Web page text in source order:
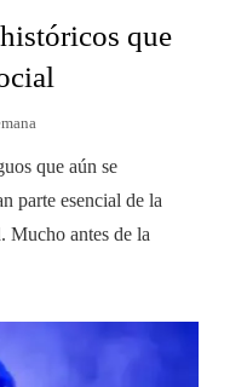
que
que aún se
parte esencial de la
Mucho antes de la